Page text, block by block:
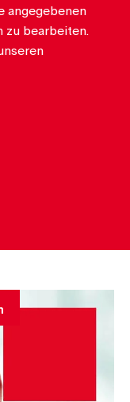
angegebenen
zu bearbeiten.